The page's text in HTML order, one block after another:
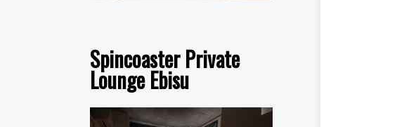
Spincoaster Private
Lounge Ebisu